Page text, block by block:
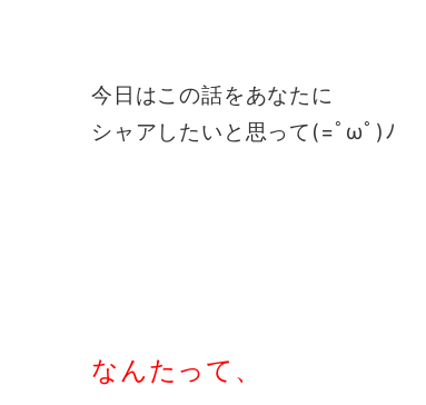
今日はこの話をあなたに
シャアしたいと思って(=ﾟωﾟ)ﾉ
なんたって、